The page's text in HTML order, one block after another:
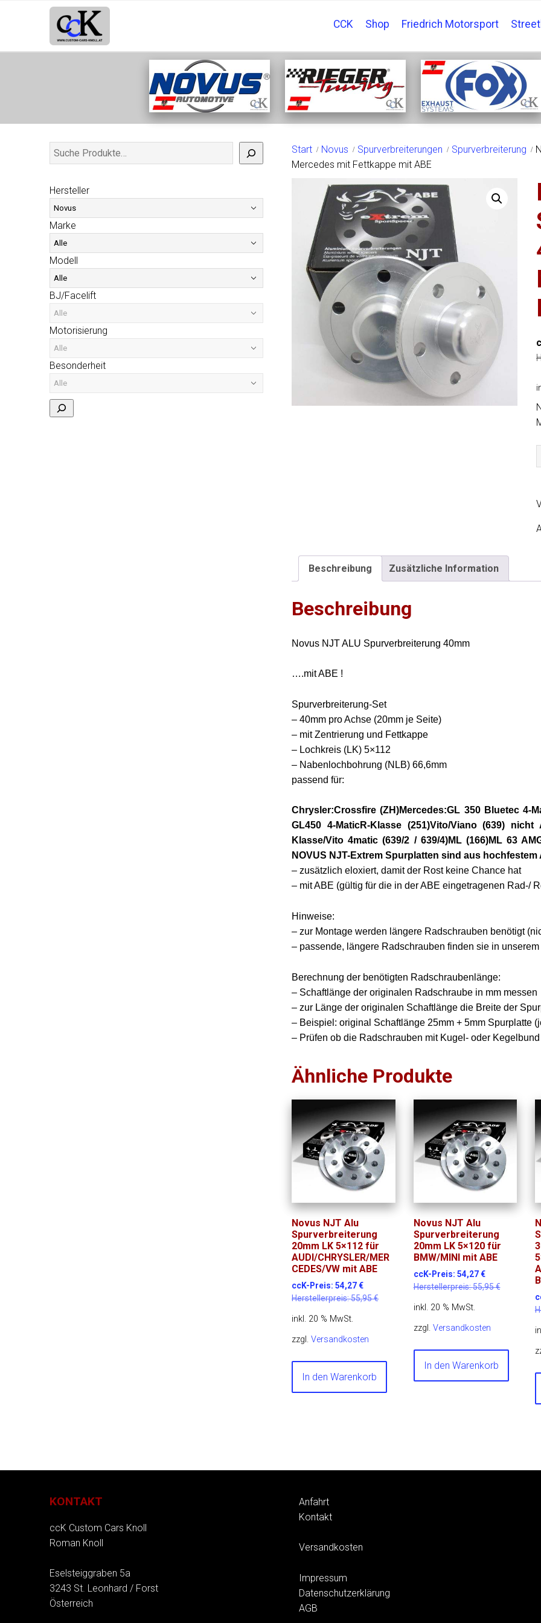
CCK Shop Friedrich Motorsport
SHOP
Start Novus Spurverbreiterungen Spurverbreiterung
Mercedes mit Fettkappe mit ABE
Beschreibung Zusätzliche Information
Beschreibung
Novus NJT ALU Spurverbreiterung 40mm
….mit ABE !
Spurverbreiterung-Set
– 40mm pro Achse (20mm je Seite)
– mit Zentrierung und Fettkappe
– Lochkreis (LK) 5×112
– Nabenlochbohrung (NLB) 66,6mm
passend für:
Chrysler:Crossfire (ZH)Mercedes:GL 350 Bluetec 4-
GL450 4-MaticR-Klasse (251)Vito/Viano (639) nicht
Klasse/Vito 4matic (639/2 / 639/4)ML (166)ML 63
NOVUS NJT-Extrem Spurplatten sind aus hochfestem
– zusätzlich eloxiert, damit der Rost keine Chance hat
– mit ABE (gültig für die in der ABE eingetragenen Rad-/
Hinweise:
– zur Montage werden längere Radschrauben benötigt
– passende, längere Radschrauben finden sie in
Berechnung der benötigten Radschraubenlänge:
– Schaftlänge der originalen Radschraube in mm messen
– zur Länge der originalen Schaftlänge die Breite der
– Beispiel: original Schaftlänge 25mm + 5mm Spurplatte
– Prüfen ob die Radschrauben mit Kugel- oder
Ähnliche Produkte
Novus NJT Alu
Spurverbreiterung
20mm LK 5×112 für
AUDI/CHRYSLER/MER
CEDES/VW mit ABE
ccK-Preis:54,27€
Herstellerpreis:55,95€
inkl. 20 % MwSt.
zzgl.Versandkosten
In den Warenkorb
Novus NJT Alu
Spurverbreiterung
20mm LK 5×120 für
BMW/MINI mit ABE
ccK-Preis: 54,27€
Herstellerpreis:55,95€
inkl. 20 % MwSt.
zzgl. Versandkosten
In den Warenkorb
Hersteller
Marke
Modell
BJ/Facelift
Motorisierung
Besonderheit
KONTAKT
ccK Custom Cars Knoll
Roman Knoll
Eselsteiggraben 5a
3243 St. Leonhard / Forst
Österreich
Anfahrt
Kontakt
Versandkosten
Impressum
Datenschutzerklärung
AGB